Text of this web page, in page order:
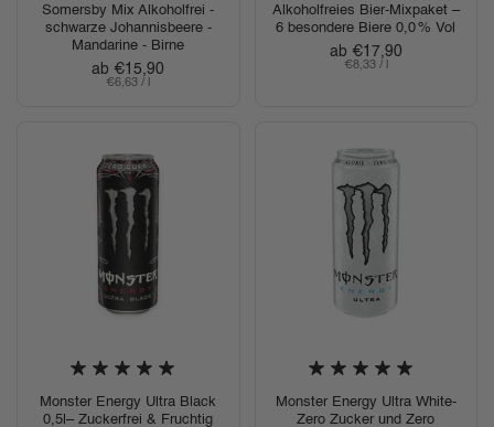
Somersby Mix Alkoholfrei -
schwarze Johannisbeere -
Mandarine - Birne
Regulärer Preis
ab €15,90
Stückpreis
€6,63 / l
Alkoholfreies Bier-Mixpaket –
6 besondere Biere 0,0 % Vol
Regulärer Preis
ab €17,90
Stückpreis
€8,33 / l
Monster Energy Ultra Black
0,5l– Zuckerfrei & Fruchtig
Monster Energy Ultra White-
Zero Zucker und Zero